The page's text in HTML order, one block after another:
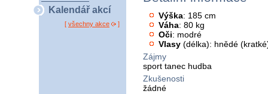
Kalendář akcí
[ všechny akce ]
Výška: 185 cm
Váha: 80 kg
Oči: modré
Vlasy (délka): hnědé
Zájmy
sport tanec hudba
Zkušenosti
žádné